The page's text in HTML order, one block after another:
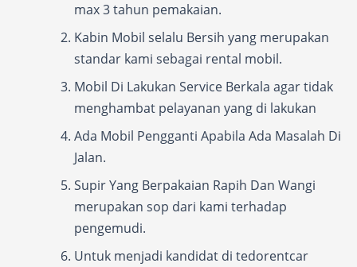
max 3 tahun pemakaian.
Kabin Mobil selalu Bersih yang merupakan
standar kami sebagai rental mobil.
Mobil Di Lakukan Service Berkala agar tidak
menghambat pelayanan yang di lakukan
Ada Mobil Pengganti Apabila Ada Masalah Di
Jalan.
Supir Yang Berpakaian Rapih Dan Wangi
merupakan sop dari kami terhadap
pengemudi.
Untuk menjadi kandidat di tedorentcar